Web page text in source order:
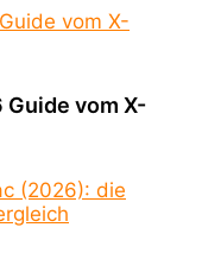
vom X-